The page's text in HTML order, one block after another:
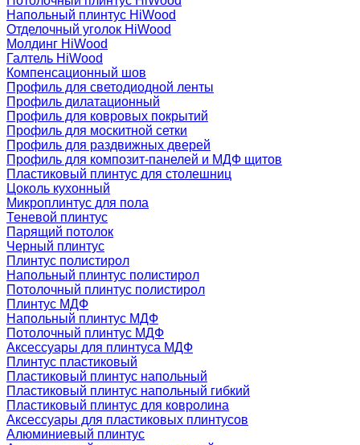
Напольный плинтус HiWood
Отделочный уголок HiWood
Молдинг HiWood
Галтель HiWood
Компенсационный шов
Профиль для светодиодной ленты
Профиль дилатационный
Профиль для ковровых покрытий
Профиль для москитной сетки
Профиль для раздвижных дверей
Профиль для композит-панелей и МДФ щитов
Пластиковый плинтус для столешниц
Цоколь кухонный
Микроплинтус для пола
Теневой плинтус
Парящий потолок
Черный плинтус
Плинтус полистирол
Напольный плинтус полистирол
Потолочный плинтус полистирол
Плинтус МДФ
Напольный плинтус МДФ
Потолочный плинтус МДФ
Аксессуары для плинтуса МДФ
Плинтус пластиковый
Пластиковый плинтус напольный
Пластиковый плинтус напольный гибкий
Пластиковый плинтус для ковролина
Аксессуары для пластиковых плинтусов
Алюминиевый плинтус